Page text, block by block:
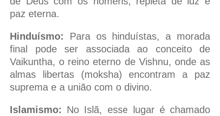
paz eterna.
Hinduísmo: Para os hinduístas, a morada
final pode ser associada ao conceito de
Vaikuntha, o reino eterno de Vishnu, onde as
almas libertas (moksha) encontram a paz
suprema e a união com o divino.
Islamismo: No Islã, esse lugar é chamado